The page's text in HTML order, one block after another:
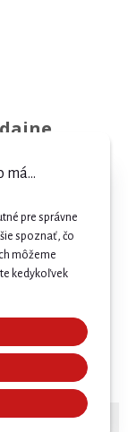
má...
pre správne
spoznať, čo
môžeme
kedykoľvek
Pohoda Connectorby
🔥 Pošlite